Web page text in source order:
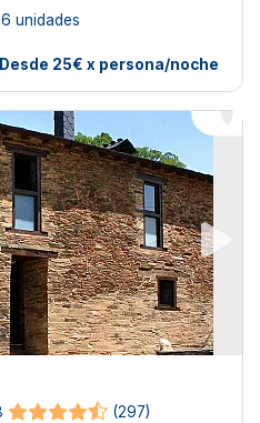
6 unidades
Desde 25€ x persona/noche
(297)